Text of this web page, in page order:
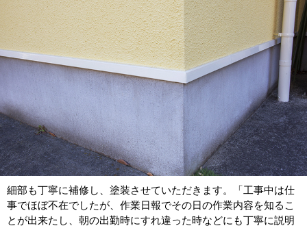
細部も丁寧に補修し、塗装させていただきます。「工事中は仕
事でほぼ不在でしたが、作業日報でその日の作業内容を知るこ
とが出来たし、朝の出勤時にすれ違った時などにも丁寧に説明